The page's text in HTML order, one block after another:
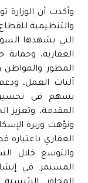
وأكدت أن الوزارة
والتنظيمية
التي يشهدها
العقارية،
المطور والمواطن
آليات العمل،
يسهم في تحسين
المقدمة، وتعزيز
ونوّهت وزيرة
العقاري باعتباره
والتوسع خلال
المستمر في